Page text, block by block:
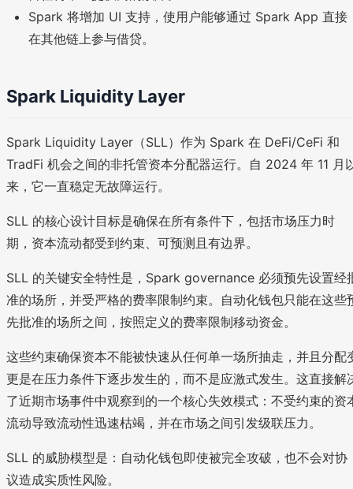
Spark 将增加 UI 支持，使用户能够通过 Spark App 直接
在其他链上参与借贷。
Spark Liquidity Layer
Spark Liquidity Layer（SLL）作为 Spark 在 DeFi/CeFi 和
TradFi 机会之间的非托管资本分配器运行。自 2024 年 11 月
来，它一直稳定无故障运行。
SLL 的核心设计目标是确保在所有条件下，包括市场压力时
期，资本流动都受到约束、可预测且有边界。
SLL 的关键安全特性是，Spark governance 必须预先设置经
准的场所，并受严格的费率限制约束。自动化钱包只能在这些
先批准的场所之间，按照定义的费率限制移动资金。
这些约束确保资本不能被快速从任何单一场所抽走，并且分配
更是在压力条件下逐步发生的，而不是应激式发生。这直接解
了近期市场事件中观察到的一个核心失效模式：不受约束的资
流动导致流动性迅速枯竭，并在市场之间引发级联压力。
SLL 的威胁模型是：自动化钱包即使被完全攻破，也不会对协
议造成实质性风险。